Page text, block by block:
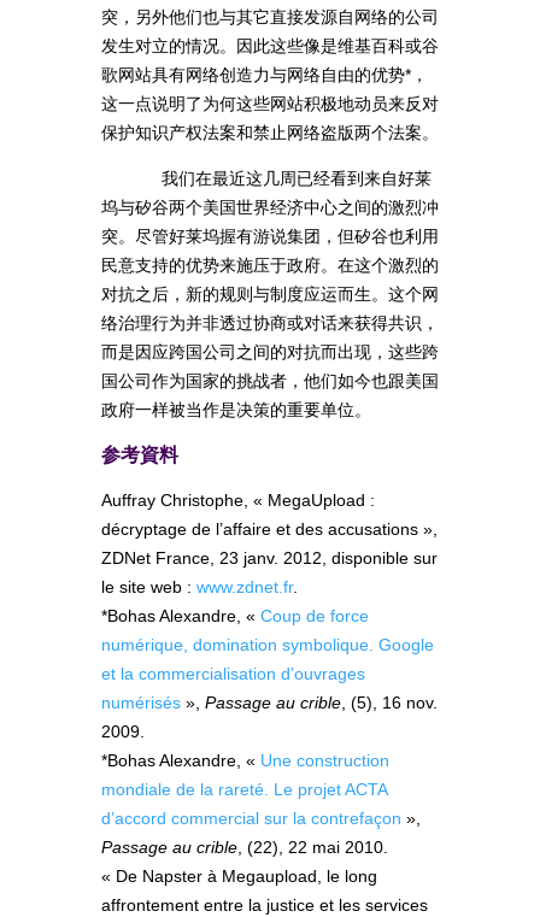
突，另外他们也与其它直接发源自网络的公司
发生对立的情况。因此这些像是维基百科或谷
歌网站具有网络创造力与网络自由的优势*，
这一点说明了为何这些网站积极地动员来反对
保护知识产权法案和禁止网络盗版两个法案。
我们在最近这几周已经看到来自好莱
坞与矽谷两个美国世界经济中心之间的激烈冲
突。尽管好莱坞握有游说集团，但矽谷也利用
民意支持的优势来施压于政府。在这个激烈的
对抗之后，新的规则与制度应运而生。这个网
络治理行为并非透过协商或对话来获得共识，
而是因应跨国公司之间的对抗而出现，这些跨
国公司作为国家的挑战者，他们如今也跟美国
政府一样被当作是决策的重要单位。
参考資料
Auffray Christophe, « MegaUpload :
décryptage de l’affaire et des accusations »,
ZDNet France, 23 janv. 2012, disponible sur
le site web : www.zdnet.fr.
*Bohas Alexandre, « Coup de force
numérique, domination symbolique. Google
et la commercialisation d’ouvrages
numérisés », Passage au crible, (5), 16 nov.
2009.
*Bohas Alexandre, « Une construction
mondiale de la rareté. Le projet ACTA
d’accord commercial sur la contrefaçon »,
Passage au crible, (22), 22 mai 2010.
« De Napster à Megaupload, le long
affrontement entre la justice et les services